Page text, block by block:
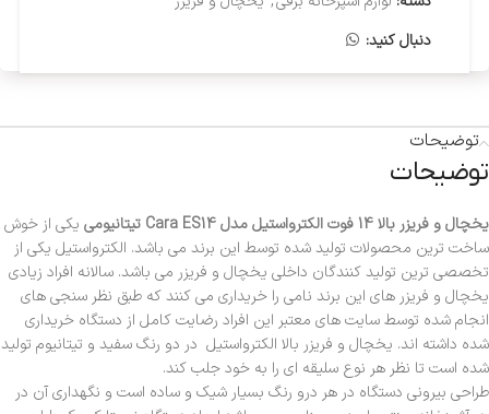
دنبال کنید:
توضیحات
توضیحات
یخچال و فریزر بالا 14 فوت الکترواستیل مدل Cara ES14 تیتانیومی
یکی از خوش
ساخت ترین محصولات تولید شده توسط این برند می باشد. الکترواستیل یکی از
تخصصی ترین تولید کنندگان داخلی یخچال و فریزر می باشد. سالانه افراد زیادی
یخچال و فریزر های این برند نامی را خریداری می کنند که طبق نظر سنجی های
انجام شده توسط سایت های معتبر این افراد رضایت کامل از دستگاه خریداری
شده داشته اند. یخچال و فریزر بالا الکترواستیل در دو رنگ سفید و تیتانیوم تولید
شده است تا نظر هر نوع سلیقه ای را به خود جلب کند.
طراحی بیرونی دستگاه در هر درو رنگ بسیار شیک و ساده است و نگهداری آن در